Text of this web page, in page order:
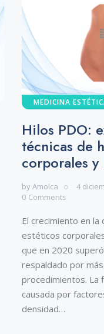
MEDICINA
Hilos PDO:
técnicas de
corporales
byAmolca 4
0 Comments
El crecimiento en
estéticos
que en 2020
respaldado por
procedimientos. La
causada por
densidad…